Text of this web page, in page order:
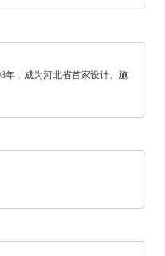
年，成为河北省首家设计、施